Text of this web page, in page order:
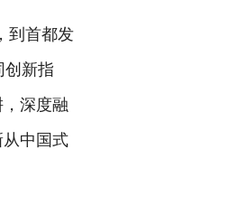
到首都发
创新指
深度融
中国式